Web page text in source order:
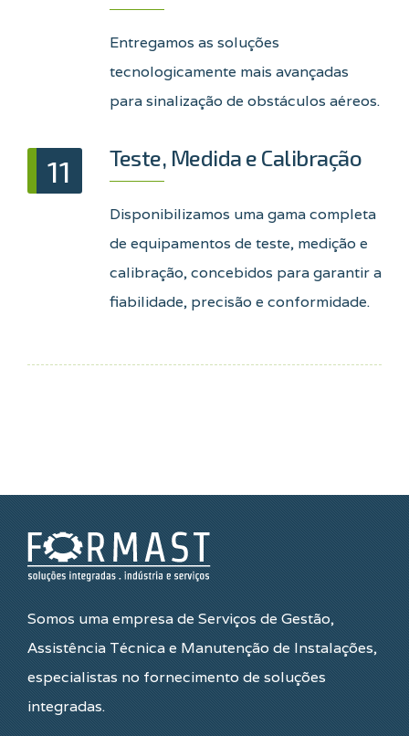
Entregamos as soluções
tecnologicamente mais avançadas
para sinalização de obstáculos aéreos.
11 Teste, Medida e Calibração
Disponibilizamos uma gama completa
de equipamentos de teste, medição e
calibração, concebidos para garantir a
fiabilidade, precisão e conformidade.
Somos uma empresa de Serviços de Gestão,
Assistência Técnica e Manutenção de Instalações,
especialistas no fornecimento de soluções
integradas.